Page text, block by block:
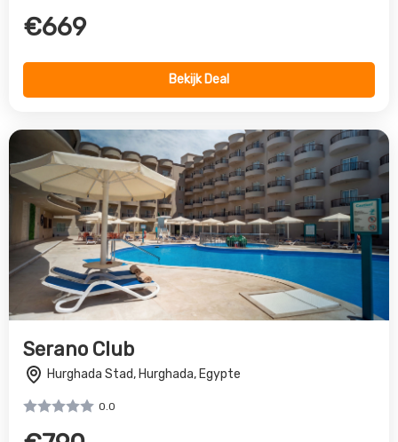
Serano Club
Hurghada Stad, Hurghada, Egypte
€790
Bekijk Deal
Sunrise Azalea Aqua Park